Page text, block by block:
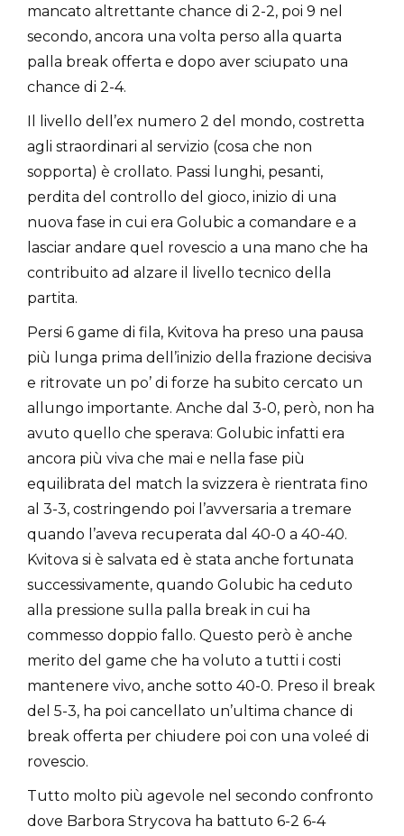
mancato altrettante chance di 2-2, poi 9 nel
secondo, ancora una volta perso alla quarta
palla break offerta e dopo aver sciupato una
chance di 2-4.
Il livello dell’ex numero 2 del mondo, costretta
agli straordinari al servizio (cosa che non
sopporta) è crollato. Passi lunghi, pesanti,
perdita del controllo del gioco, inizio di una
nuova fase in cui era Golubic a comandare e a
lasciar andare quel rovescio a una mano che ha
contribuito ad alzare il livello tecnico della
partita.
Persi 6 game di fila, Kvitova ha preso una pausa
più lunga prima dell’inizio della frazione decisiva
e ritrovate un po’ di forze ha subito cercato un
allungo importante. Anche dal 3-0, però, non ha
avuto quello che sperava: Golubic infatti era
ancora più viva che mai e nella fase più
equilibrata del match la svizzera è rientrata fino
al 3-3, costringendo poi l’avversaria a tremare
quando l’aveva recuperata dal 40-0 a 40-40.
Kvitova si è salvata ed è stata anche fortunata
successivamente, quando Golubic ha ceduto
alla pressione sulla palla break in cui ha
commesso doppio fallo. Questo però è anche
merito del game che ha voluto a tutti i costi
mantenere vivo, anche sotto 40-0. Preso il break
del 5-3, ha poi cancellato un’ultima chance di
break offerta per chiudere poi con una voleé di
rovescio.
Tutto molto più agevole nel secondo confronto
dove Barbora Strycova ha battuto 6-2 6-4